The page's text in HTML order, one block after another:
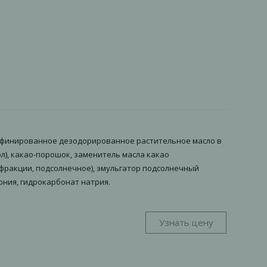
дезодорированное растительное масло в
какао-порошок, заменитель масла какао
подсолнечное), эмульгатор подсолнечный
гидрокарбонат натрия.
Узнать цену